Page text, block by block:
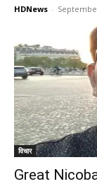
HDNews -
विचार
Great